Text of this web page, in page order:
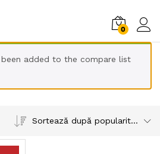
0
been added to the compare list
Sortează după popularitatea vânzărilor